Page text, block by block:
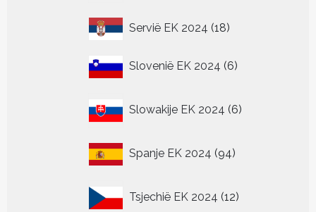
Servië EK 2024 1818
Slovenië EK 2024 66
Slowakije EK 2024 6
producten
Spanje EK 2024 9494
Tsjechië EK 2024 12
producten